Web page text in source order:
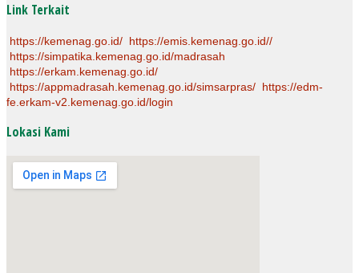
Link Terkait
https://kemenag.go.id/ https://emis.kemenag.go.id//
https://simpatika.kemenag.go.id/madrasah
https://erkam.kemenag.go.id/
https://appmadrasah.kemenag.go.id/simsarpras/ https://edm-
fe.erkam-v2.kemenag.go.id/login
Lokasi Kami